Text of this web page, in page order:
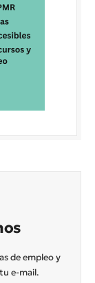
de empleo y
e-mail.